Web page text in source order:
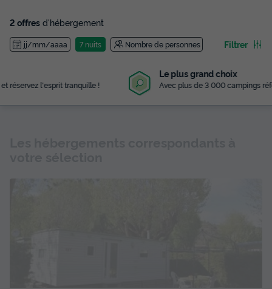
2 offres d'hébergement
jj/mm/aaaa 7 nuits Nombre de personnes Filtrer
Avec plus de 3 000 campings référencés